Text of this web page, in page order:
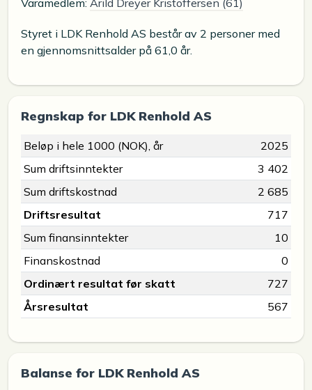
Varamedlem: Arild Dreyer Kristoffersen (61)
Styret i LDK Renhold AS består av 2 personer med
en gjennomsnittsalder på 61,0 år.
Regnskap for LDK Renhold AS
Beløp i hele 1000 (NOK), år
2025
Sum driftsinntekter
3 402
Sum driftskostnad
2 685
Driftsresultat
717
Sum finansinntekter
10
Finanskostnad
0
Ordinært resultat før skatt
727
Årsresultat
567
Balanse for LDK Renhold AS